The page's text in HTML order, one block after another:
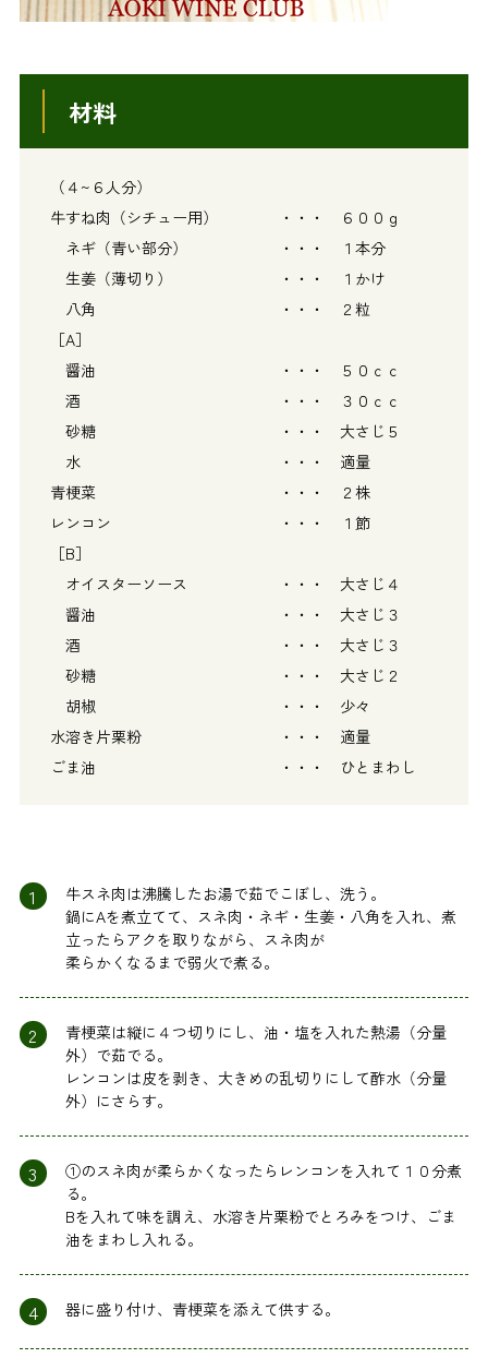
材料
（４~６人分）
牛すね肉（シチュー用） ・・・ ６００ｇ
ネギ（青い部分） ・・・ １本分
生姜（薄切り） ・・・ １かけ
八角 ・・・ ２粒
［A］
醤油 ・・・ ５０ｃｃ
酒 ・・・ ３０ｃｃ
砂糖 ・・・ 大さじ５
水 ・・・ 適量
青梗菜 ・・・ ２株
レンコン ・・・ １節
［B］
オイスターソース ・・・ 大さじ４
醤油 ・・・ 大さじ３
酒 ・・・ 大さじ３
砂糖 ・・・ 大さじ２
胡椒 ・・・ 少々
水溶き片栗粉 ・・・ 適量
ごま油 ・・・ ひとまわし
1
牛スネ肉は沸騰したお湯で茹でこぼし、洗う。
鍋にAを煮立てて、スネ肉・ネギ・生姜・八角を入れ、煮
立ったらアクを取りながら、スネ肉が
柔らかくなるまで弱火で煮る。
2
青梗菜は縦に４つ切りにし、油・塩を入れた熱湯（分量
外）で茹でる。
レンコンは皮を剥き、大きめの乱切りにして酢水（分量
外）にさらす。
3
①のスネ肉が柔らかくなったらレンコンを入れて１０分煮
る。
Bを入れて味を調え、水溶き片栗粉でとろみをつけ、ごま
油をまわし入れる。
4 器に盛り付け、青梗菜を添えて供する。